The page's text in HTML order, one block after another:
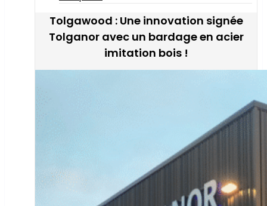
Tolgawood : Une innovation signée
Tolganor avec un bardage en acier
imitation bois !